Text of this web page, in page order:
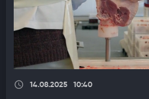
14.08.2025 10:40